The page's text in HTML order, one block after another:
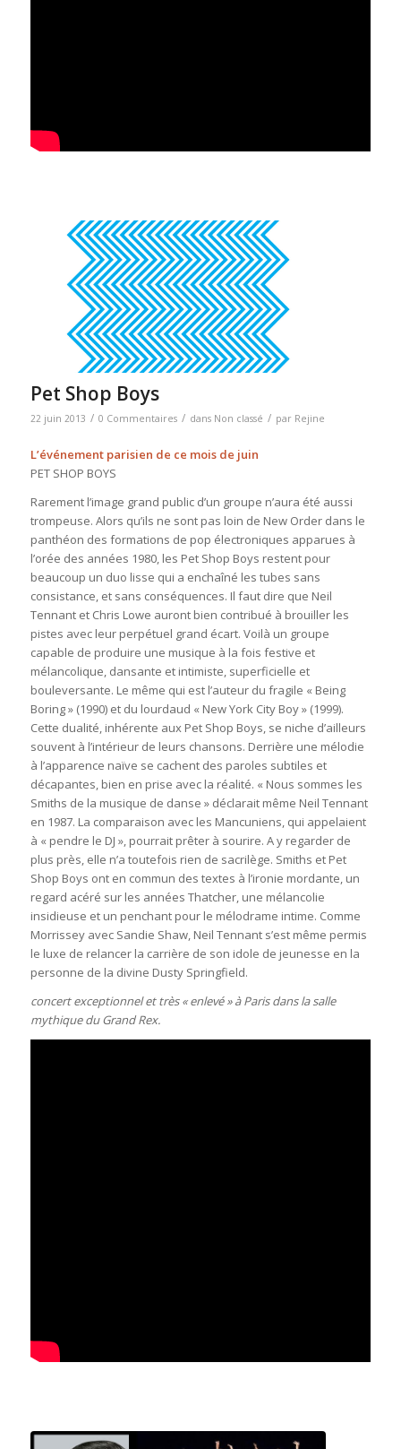
Pet Shop Boys
22 juin 2013 / 0 Commentaires / dans Non classé / par Rejine
L’événement parisien de ce mois de juin
PET SHOP BOYS
Rarement l’image grand public d’un groupe n’aura été aussi
trompeuse. Alors qu’ils ne sont pas loin de New Order dans le
panthéon des formations de pop électroniques apparues à
l’orée des années 1980, les Pet Shop Boys restent pour
beaucoup un duo lisse qui a enchaîné les tubes sans
consistance, et sans conséquences. Il faut dire que Neil
Tennant et Chris Lowe auront bien contribué à brouiller les
pistes avec leur perpétuel grand écart. Voilà un groupe
capable de produire une musique à la fois festive et
mélancolique, dansante et intimiste, superficielle et
bouleversante. Le même qui est l’auteur du fragile « Being
Boring » (1990) et du lourdaud « New York City Boy » (1999).
Cette dualité, inhérente aux Pet Shop Boys, se niche d’ailleurs
souvent à l’intérieur de leurs chansons. Derrière une mélodie
à l’apparence naïve se cachent des paroles subtiles et
décapantes, bien en prise avec la réalité. « Nous sommes les
Smiths de la musique de danse » déclarait même Neil Tennant
en 1987. La comparaison avec les Mancuniens, qui appelaient
à « pendre le DJ », pourrait prêter à sourire. A y regarder de
plus près, elle n’a toutefois rien de sacrilège. Smiths et Pet
Shop Boys ont en commun des textes à l’ironie mordante, un
regard acéré sur les années Thatcher, une mélancolie
insidieuse et un penchant pour le mélodrame intime. Comme
Morrissey avec Sandie Shaw, Neil Tennant s’est même permis
le luxe de relancer la carrière de son idole de jeunesse en la
personne de la divine Dusty Springfield.
concert exceptionnel et très « enlevé » à Paris dans la salle
mythique du Grand Rex.